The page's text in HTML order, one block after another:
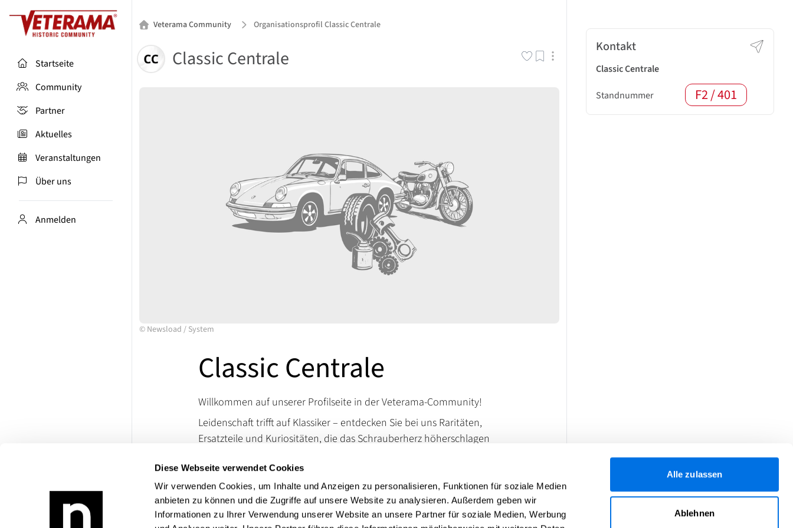
Diese Webseite verwendet Cookies
Wir verwenden Cookies, um Inhalte und Anzeigen zu personalisieren, Funktionen für soziale Medien
anbieten zu können und die Zugriffe auf unsere Website zu analysieren. Außerdem geben wir
Informationen zu Ihrer Verwendung unserer Website an unsere Partner für soziale Medien, Werbung
Alle zulassen
Ablehnen
Startseite
Community
Partner
Aktuelles
Veranstaltungen
Über uns
Anmelden
Veterama Community Organisationsprofil Classic Centrale
Classic Centrale
© Newsload / System
Classic Centrale
Willkommen auf unserer Profilseite in der Veterama-Community!
Leidenschaft trifft auf Klassiker – entdecken Sie bei uns Raritäten,
Ersatzteile und Kuriositäten, die das Schrauberherz höherschlagen
die Welt klassischen Raritäten.
Bei Rückfragen erreichen Sie uns über unsere Kontaktdaten.
Produktangebot:Porsche, Opel, VW, Mercedes, Honda, BMW,
Blecharbeiten
Kontakt
Classic Centrale
Standnummer F2 / 401